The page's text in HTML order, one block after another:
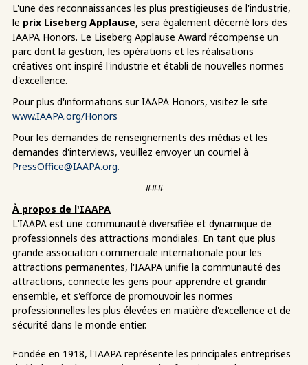
L'une des reconnaissances les plus prestigieuses de l'industrie,
le prix Liseberg Applause, sera également décerné lors des
IAAPA Honors. Le Liseberg Applause Award récompense un
parc dont la gestion, les opérations et les réalisations
créatives ont inspiré l'industrie et établi de nouvelles normes
d'excellence.
Pour plus d'informations sur IAAPA Honors, visitez le site
www.IAAPA.org/Honors
Pour les demandes de renseignements des médias et les
demandes d'interviews, veuillez envoyer un courriel à
PressOffice@IAAPA.org.
###
À propos de l'IAAPA
L'IAAPA est une communauté diversifiée et dynamique de
professionnels des attractions mondiales. En tant que plus
grande association commerciale internationale pour les
attractions permanentes, l'IAAPA unifie la communauté des
attractions, connecte les gens pour apprendre et grandir
ensemble, et s'efforce de promouvoir les normes
professionnelles les plus élevées en matière d'excellence et de
sécurité dans le monde entier.
Fondée en 1918, l'IAAPA représente les principales entreprises